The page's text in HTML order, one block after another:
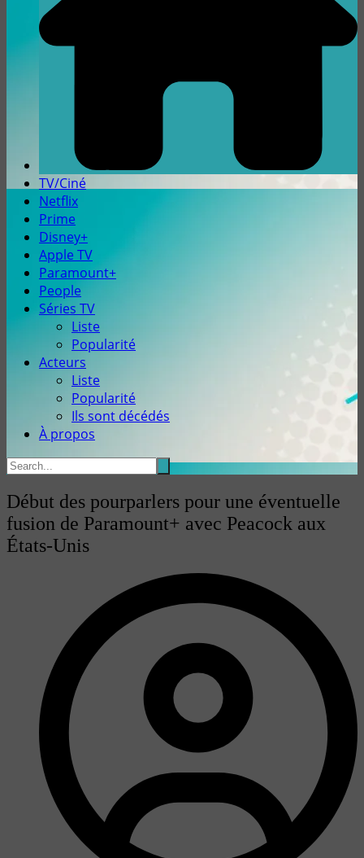
TV/Ciné
Netflix
Prime
Disney+
Apple TV
Paramount+
People
Séries TV
Liste
Popularité
Acteurs
Liste
Popularité
Ils sont décédés
À propos
Début des pourparlers pour une éventuelle
fusion de Paramount+ avec Peacock aux
États-Unis